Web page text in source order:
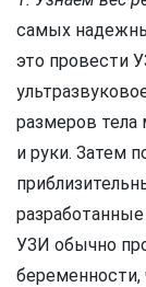
самых
это провести
размеров
и руки. Затем
УЗИ обычно
беременности,